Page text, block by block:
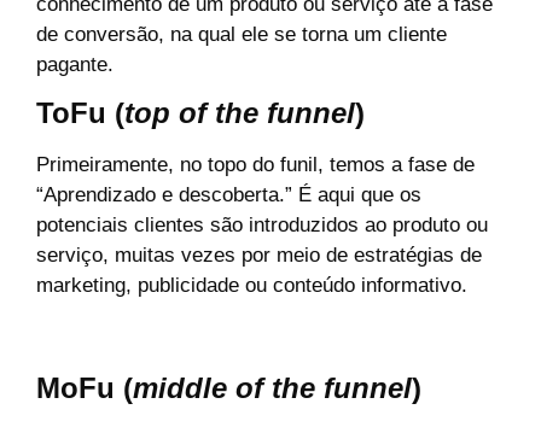
de conversão, na qual ele se torna um cliente
pagante.
ToFu (top of the funnel)
Primeiramente, no topo do funil, temos a fase de
“Aprendizado e descoberta.” É aqui que os
potenciais clientes são introduzidos ao produto ou
serviço, muitas vezes por meio de estratégias de
marketing, publicidade ou conteúdo informativo.
MoFu (middle of the funnel)